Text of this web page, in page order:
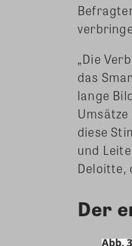
„Die
das
lange
diese
und
Deloitte,
Der